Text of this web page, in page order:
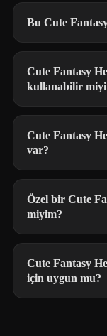
Bu Cute
Cute Fantasy
kullanabilir
Cute Fantasy
var?
Özel bir Cute
miyim?
Cute Fantasy
için uygun mu?